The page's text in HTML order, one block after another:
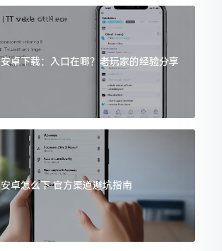
卓下载：入口在哪？老玩家的经验分享
卓怎么下 官方渠道避坑指南